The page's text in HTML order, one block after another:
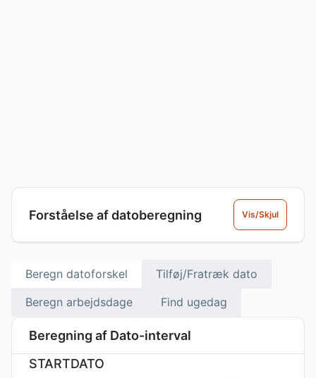
Forståelse af datoberegning Vis/Skjul
Beregn datoforskel
Tilføj/Fratræk dato
Beregn arbejdsdage
Find ugedag
Beregning af Dato-interval
STARTDATO